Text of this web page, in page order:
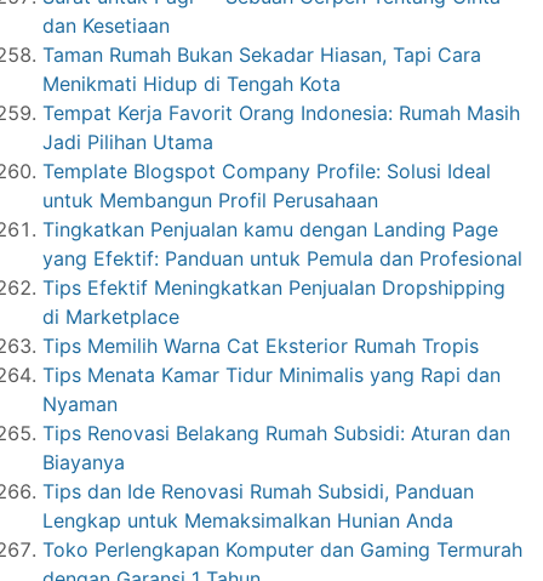
dan Kesetiaan
Taman Rumah Bukan Sekadar Hiasan, Tapi Cara
Menikmati Hidup di Tengah Kota
Tempat Kerja Favorit Orang Indonesia: Rumah Masih
Jadi Pilihan Utama
Template Blogspot Company Profile: Solusi Ideal
untuk Membangun Profil Perusahaan
Tingkatkan Penjualan kamu dengan Landing Page
yang Efektif: Panduan untuk Pemula dan Profesional
Tips Efektif Meningkatkan Penjualan Dropshipping
di Marketplace
Tips Memilih Warna Cat Eksterior Rumah Tropis
Tips Menata Kamar Tidur Minimalis yang Rapi dan
Nyaman
Tips Renovasi Belakang Rumah Subsidi: Aturan dan
Biayanya
Tips dan Ide Renovasi Rumah Subsidi, Panduan
Lengkap untuk Memaksimalkan Hunian Anda
Toko Perlengkapan Komputer dan Gaming Termurah